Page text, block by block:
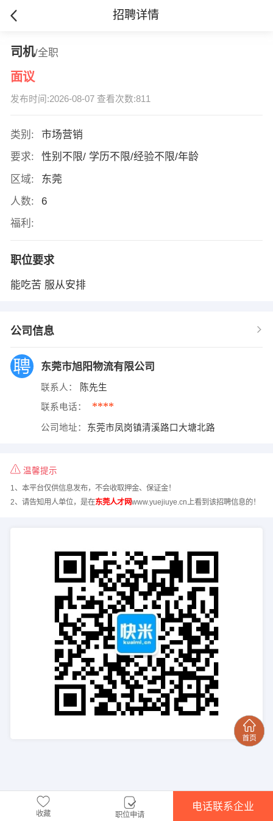
招聘详情
司机/全职
面议
发布时间:2026-08-07 查看次数:811
类别:
市场营销
要求:
性别不限/ 学历不限/经验不限/年龄
区域:
东莞
人数:
6
福利:
职位要求
能吃苦 服从安排
公司信息
东莞市旭阳物流有限公司
联系人： 陈先生
联系电话： ****
公司地址： 东莞市凤岗镇清溪路口大塘北路
温馨提示
1、本平台仅供信息发布，不会收取押金、保证金！
2、请告知用人单位，是在东莞人才网www.yuejiuye.cn上看到该招聘信息的！
收藏 职位申请
电话联系企业